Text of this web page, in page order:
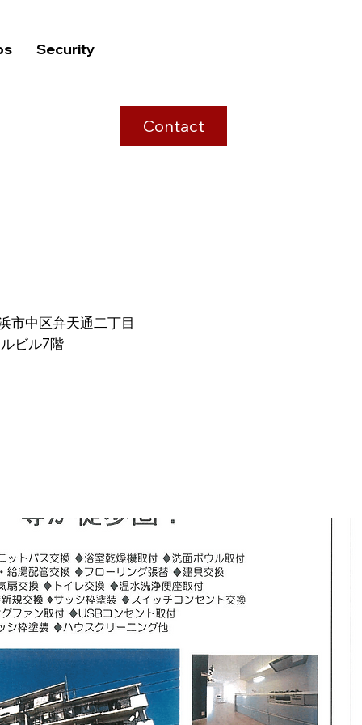
Security
Contact
市中区弁天通二丁目
ビル7階